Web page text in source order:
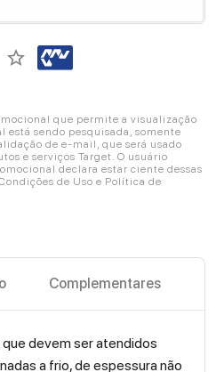
star_border
que permite a visualização
está sendo pesquisada, somente
de e-mail, que será usado
e serviços Target. O usuário
declara estar ciente dessas
de Uso e Política de
Complementares
devem ser atendidos
a frio, de espessura não